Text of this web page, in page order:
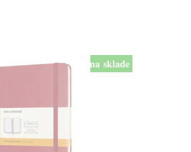
na sklade